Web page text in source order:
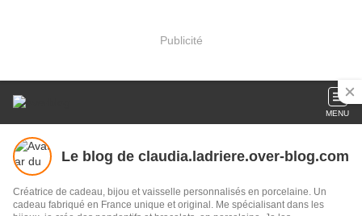
Publicité
MENU
Le blog de claudia.ladriere.over-blog.com
Créatrice de cadeau, bijou et vaisselle personnalisés en porcelaine. Un
cadeau fabriqué en France unique et original. Me spécialisant dans les